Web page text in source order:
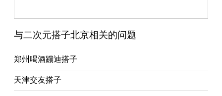
与二次元搭子北京相关的问题
郑州喝酒蹦迪搭子
天津交友搭子